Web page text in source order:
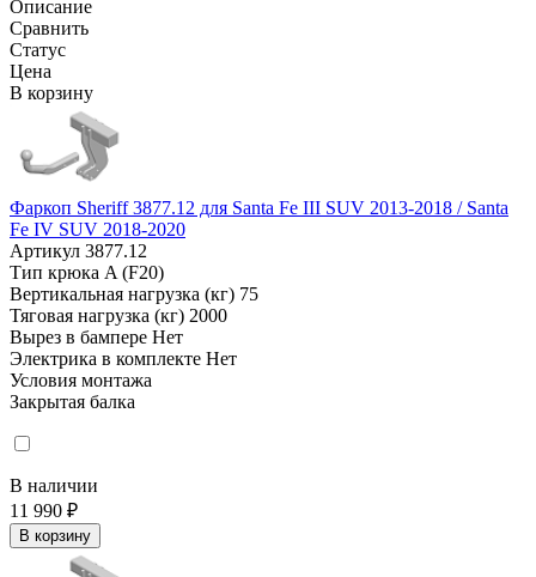
Описание
Сравнить
Статус
Цена
В корзину
Фаркоп Sheriff 3877.12 для Santa Fe III SUV 2013-2018 / Santa
Fe IV SUV 2018-2020
Артикул 3877.12
Тип крюка A (F20)
Вертикальная нагрузка (кг) 75
Тяговая нагрузка (кг) 2000
Вырез в бампере Нет
Электрика в комплекте Нет
Условия монтажа
Закрытая балка
В наличии
11 990 ₽
В корзину